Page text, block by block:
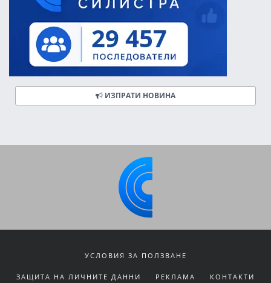
ИЗПРАТИ НОВИНА
УСЛОВИЯ ЗА ПОЛЗВАНЕ
ЗАЩИТА НА ЛИЧНИТЕ ДАННИ РЕКЛАМА КОНТАКТИ